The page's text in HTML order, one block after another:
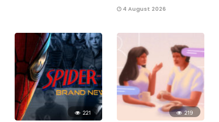
4 August 2026
221 219